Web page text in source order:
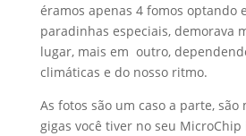
éramos apenas 4 fomos optando
paradinhas especiais, demorava
lugar, mais em outro,
climáticas e do nosso ritmo.
As fotos são um caso a parte,
gigas você tiver no seu